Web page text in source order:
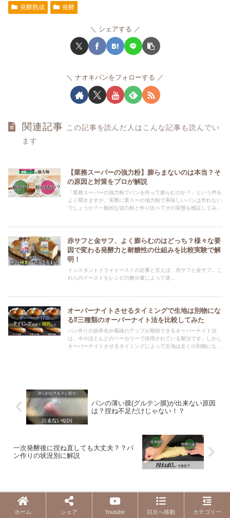
発酵熟成 発酵
シェアする
ナオキパンをフォローする
関連記事 この記事を読んだ人はこんな記事も読んでい
ます
【業務スーパーの強力粉】膨らまないのは本当？そ
の原因と対策をプロが解説
「業務スーパーの強力粉でパンを作って膨らむのか？」という声を
よく聞きますが、実際に業スーの強力粉で美味しいパンは作れない
でしょうか？一般的な強力粉と作り比べてその実態を検証してみま
赤サフと金サフ、よく膨らむのはどっち？様々な要
因で変わる発酵力と耐糖性の仕組みを比較実験で解
明！
インスタントドライイーストの定番と言えば、赤サフと金サフ。こ
れらのイーストをレシピの糖分量によって使...
オーバーナイトさせるタイミングで生地は別物にな
る⁉三種類のオーバーナイト法を比較してみた
パン作りの効率化や風味のアップが期待できるオーバーナイト法
は、今やほとんどのベーカリーで採用されている製法です。しかし
オーバーナイトさせるタイミングによって生地は全くの別物にな
パンの薄い膜(グルテン膜)が出来ない原因
は？捏ね不足だけじゃない！？
一次発酵後に捏ね直しても大丈夫？？パ
ン作りの状況別に解説
ホーム 製パン理論 発酵熟成
ホーム シェア Youtube 目次へ移動 カテゴリ一